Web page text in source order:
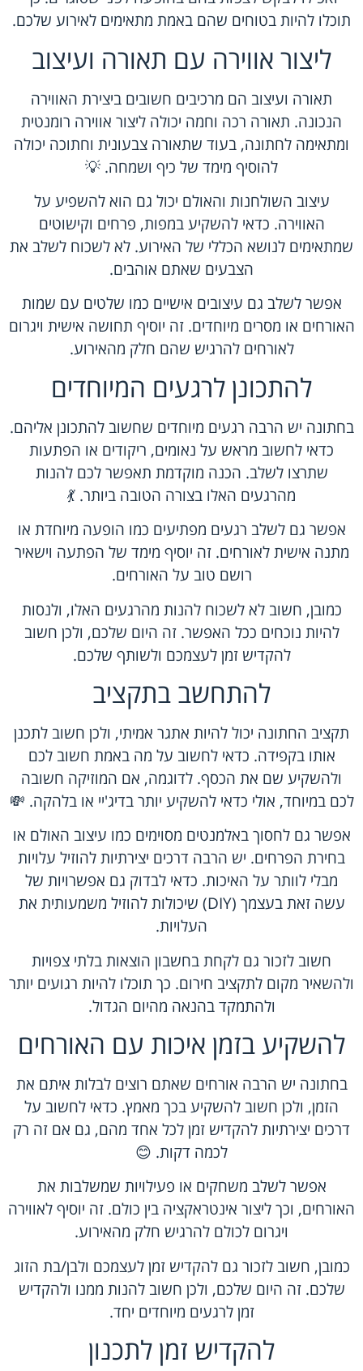
תוכלו להיות בטוחים שהם באמת מתאימים לאירוע שלכם.
ליצור אווירה עם תאורה ועיצוב
תאורה ועיצוב הם מרכיבים חשובים ביצירת האווירה
הנכונה. תאורה רכה וחמה יכולה ליצור אווירה רומנטית
ומתאימה לחתונה, בעוד שתאורה צבעונית וחתוכה יכולה
להוסיף מימד של כיף ושמחה. 💡
עיצוב השולחנות והאולם יכול גם הוא להשפיע על
האווירה. כדאי להשקיע במפות, פרחים וקישוטים
שמתאימים לנושא הכללי של האירוע. לא לשכוח לשלב את
הצבעים שאתם אוהבים.
אפשר לשלב גם עיצובים אישיים כמו שלטים עם שמות
האורחים או מסרים מיוחדים. זה יוסיף תחושה אישית ויגרום
לאורחים להרגיש שהם חלק מהאירוע.
להתכונן לרגעים המיוחדים
בחתונה יש הרבה רגעים מיוחדים שחשוב להתכונן אליהם.
כדאי לחשוב מראש על נאומים, ריקודים או הפתעות
שתרצו לשלב. הכנה מוקדמת תאפשר לכם להנות
מהרגעים האלו בצורה הטובה ביותר. 💃
אפשר גם לשלב רגעים מפתיעים כמו הופעה מיוחדת או
מתנה אישית לאורחים. זה יוסיף מימד של הפתעה וישאיר
רושם טוב על האורחים.
כמובן, חשוב לא לשכוח להנות מהרגעים האלו, ולנסות
להיות נוכחים ככל האפשר. זה היום שלכם, ולכן חשוב
להקדיש זמן לעצמכם ולשותף שלכם.
להתחשב בתקציב
תקציב החתונה יכול להיות אתגר אמיתי, ולכן חשוב לתכנן
אותו בקפידה. כדאי לחשוב על מה באמת חשוב לכם
ולהשקיע שם את הכסף. לדוגמה, אם המוזיקה חשובה
לכם במיוחד, אולי כדאי להשקיע יותר בדיג'יי או בלהקה. 💸
אפשר גם לחסוך באלמנטים מסוימים כמו עיצוב האולם או
בחירת הפרחים. יש הרבה דרכים יצירתיות להוזיל עלויות
מבלי לוותר על האיכות. כדאי לבדוק גם אפשרויות של
עשה זאת בעצמך (DIY) שיכולות להוזיל משמעותית את
העלויות.
חשוב לזכור גם לקחת בחשבון הוצאות בלתי צפויות
ולהשאיר מקום לתקציב חירום. כך תוכלו להיות רגועים יותר
ולהתמקד בהנאה מהיום הגדול.
להשקיע בזמן איכות עם האורחים
בחתונה יש הרבה אורחים שאתם רוצים לבלות איתם את
הזמן, ולכן חשוב להשקיע בכך מאמץ. כדאי לחשוב על
דרכים יצירתיות להקדיש זמן לכל אחד מהם, גם אם זה רק
לכמה דקות. 😊
אפשר לשלב משחקים או פעילויות שמשלבות את
האורחים, וכך ליצור אינטראקציה בין כולם. זה יוסיף לאווירה
ויגרום לכולם להרגיש חלק מהאירוע.
כמובן, חשוב לזכור גם להקדיש זמן לעצמכם ולבן/בת הזוג
שלכם. זה היום שלכם, ולכן חשוב להנות ממנו ולהקדיש
זמן לרגעים מיוחדים יחד.
להקדיש זמן לתכנון